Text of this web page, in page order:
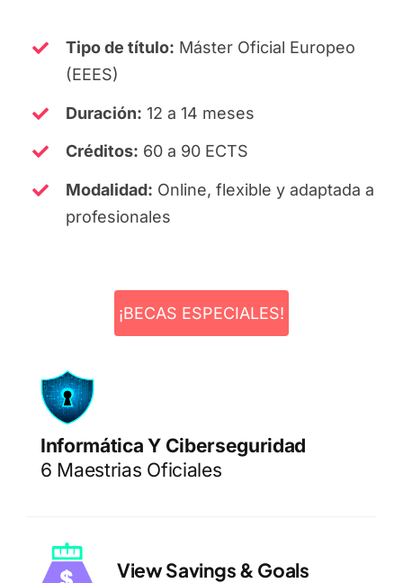
Tipo de título: Máster Oficial Europeo
(EEES)
Duración: 12 a 14 meses
Créditos: 60 a 90 ECTS
Modalidad: Online, flexible y adaptada a
profesionales
¡BECAS ESPECIALES!
Informática Y Ciberseguridad
6 Maestrias Oficiales
View Savings & Goals